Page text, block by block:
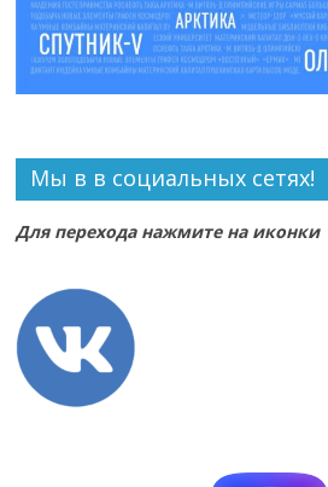
Мы в в социальных сетях!
Для перехода нажмите на иконки